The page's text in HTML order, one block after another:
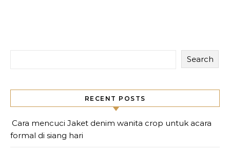
Search
RECENT POSTS
Cara mencuci Jaket denim wanita crop untuk acara
formal di siang hari